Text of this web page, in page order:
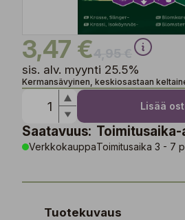
3,47 €
sis. alv. myynti 25.5%
Kermansävyinen, keskiosastaan
Lisää
Saatavuus:
VerkkokauppaToimitusaika 3 - 7
Tuotekuvaus